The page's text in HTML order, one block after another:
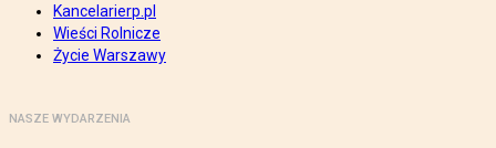
Kancelarierp.pl
Wieści Rolnicze
Życie Warszawy
NASZE WYDARZENIA